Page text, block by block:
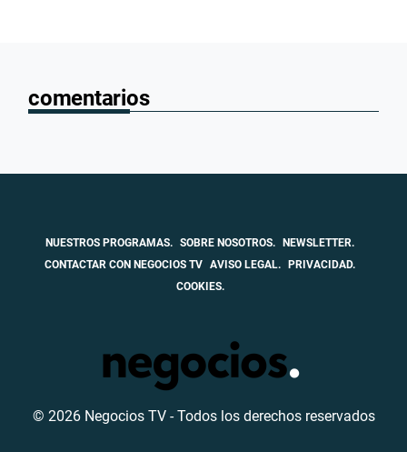
comentarios
NUESTROS PROGRAMAS. SOBRE NOSOTROS.
NEWSLETTER.
CONTACTAR CON NEGOCIOS TV AVISO LEGAL.
PRIVACIDAD.
COOKIES.
© 2026 Negocios TV - Todos los derechos reservados